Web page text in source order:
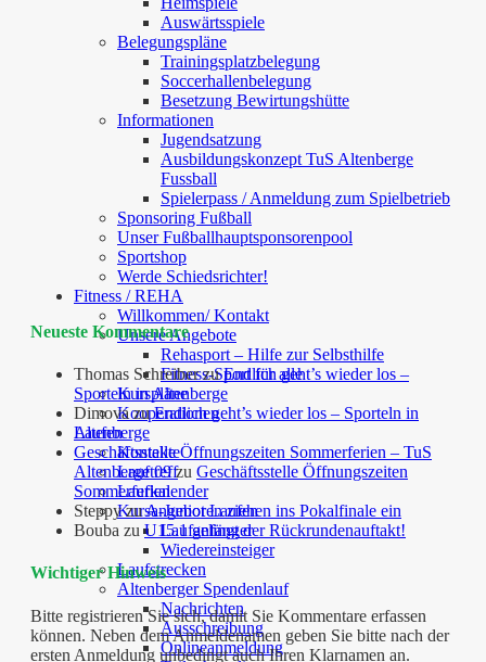
Auswärtsspiele
Belegungspläne
Trainingsplatzbelegung
Soccerhallenbelegung
Besetzung Bewirtungshütte
Informationen
Jugendsatzung
Ausbildungskonzept TuS Altenberge
Fussball
Spielerpass / Anmeldung zum Spielbetrieb
Sponsoring Fußball
Unser Fußballhauptsponsorenpool
Sportshop
Werde Schiedsrichter!
Fitness / REHA
Willkommen/ Kontakt
Unsere Angebote
Rehasport – Hilfe zur Selbsthilfe
Fitness-Sport für alle
Kurspläne
Kooperationen
Laufen
Kontakte
Lauftreff
Laufkalender
Kursangebot Laufen
Laufanfänger
Wiedereinsteiger
Laufstrecken
Altenberger Spendenlauf
Nachrichten
Ausschreibung
Onlineanmeldung
Neueste Kommentare
Thomas SchreiberzuEndlich geht’s wieder los –
Sporteln in Altenberge
DimovazuEndlich geht’s wieder los – Sporteln in
Altenberge
Geschäftsstelle Öffnungszeiten Sommerferien – TuS
Altenberge 09zu Geschäftsstelle Öffnungszeiten
Sommerferien
SteppyzuA-Junioren ziehen ins Pokalfinale ein
Bouba zuU15.1 gelingt der Rückrundenauftakt!
Wichtiger Hinweis
Bitte registrieren Sie sich, damit Sie Kommentare erfassen
können. Neben dem Anmeldenamen geben Sie bitte nach der
ersten Anmeldung unbedingt auch Ihren Klarnamen an.